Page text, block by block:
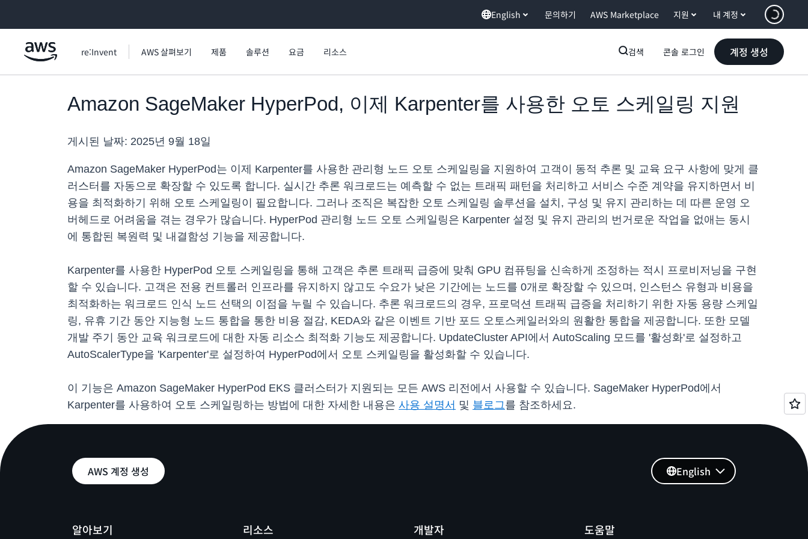
English 문의하기 AWS Marketplace 지원 내 계정
re:Invent AWS 살펴보기 제품 솔루션 요금 리소스 검색 콘솔 로그인 계정 생성
Amazon SageMaker HyperPod, 이제 Karpenter를 사용한 오토 스케일링 지원
게시된 날짜: 2025년 9월 18일
Amazon SageMaker HyperPod는 이제 Karpenter를 사용한 관리형 노드 오토 스케일링을 지원하여 고객이 동적 추론 및 교육 요구 사항에 맞게 클
러스터를 자동으로 확장할 수 있도록 합니다. 실시간 추론 워크로드는 예측할 수 없는 트래픽 패턴을 처리하고 서비스 수준 계약을 유지하면서 비
용을 최적화하기 위해 오토 스케일링이 필요합니다. 그러나 조직은 복잡한 오토 스케일링 솔루션을 설치, 구성 및 유지 관리하는 데 따른 운영 오
버헤드로 어려움을 겪는 경우가 많습니다. HyperPod 관리형 노드 오토 스케일링은 Karpenter 설정 및 유지 관리의 번거로운 작업을 없애는 동시
에 통합된 복원력 및 내결함성 기능을 제공합니다.
Karpenter를 사용한 HyperPod 오토 스케일링을 통해 고객은 추론 트래픽 급증에 맞춰 GPU 컴퓨팅을 신속하게 조정하는 적시 프로비저닝을 구현
할 수 있습니다. 고객은 전용 컨트롤러 인프라를 유지하지 않고도 수요가 낮은 기간에는 노드를 0개로 확장할 수 있으며, 인스턴스 유형과 비용을
최적화하는 워크로드 인식 노드 선택의 이점을 누릴 수 있습니다. 추론 워크로드의 경우, 프로덕션 트래픽 급증을 처리하기 위한 자동 용량 스케일
링, 유휴 기간 동안 지능형 노드 통합을 통한 비용 절감, KEDA와 같은 이벤트 기반 포드 오토스케일러와의 원활한 통합을 제공합니다. 또한 모델
개발 주기 동안 교육 워크로드에 대한 자동 리소스 최적화 기능도 제공합니다. UpdateCluster API에서 AutoScaling 모드를 '활성화'로 설정하고
AutoScalerType을 'Karpenter'로 설정하여 HyperPod에서 오토 스케일링을 활성화할 수 있습니다.
이 기능은 Amazon SageMaker HyperPod EKS 클러스터가 지원되는 모든 AWS 리전에서 사용할 수 있습니다. SageMaker HyperPod에서
Karpenter를 사용하여 오토 스케일링하는 방법에 대한 자세한 내용은 사용 설명서 및 블로그를 참조하세요.
AWS 계정 생성
알아보기 리소스 개발자 도움말
English